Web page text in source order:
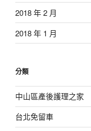
2018 年 2 月
2018 年 1 月
分類
中山區產後護理之家
台北免留車